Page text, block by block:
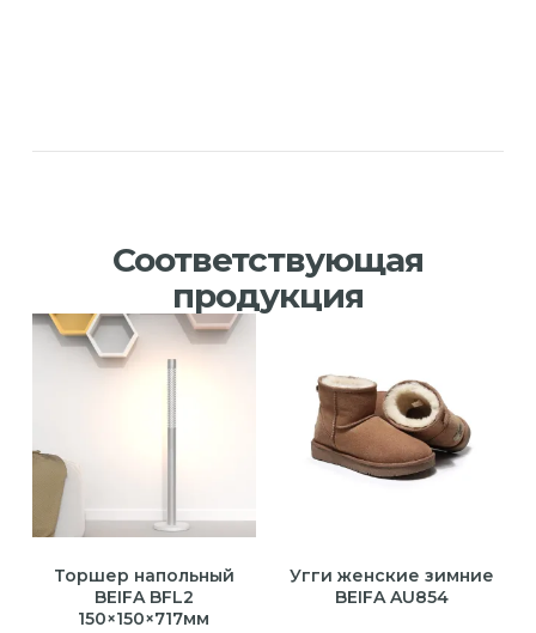
Соответствующая
продукция
Торшер напольный
BEIFA BFL2
150×150×717мм
Угги женские зимние
BEIFA AU854